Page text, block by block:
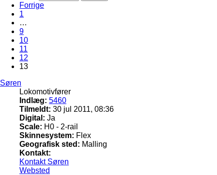
Forrige
1
…
9
10
11
12
13
Søren
Lokomotivfører
Indlæg: 5460
Tilmeldt: 30 jul 2011, 08:36
Digital: Ja
Scale: H0 - 2-rail
Skinnesystem: Flex
Geografisk sted: Malling
Kontakt:
Kontakt Søren
Websted